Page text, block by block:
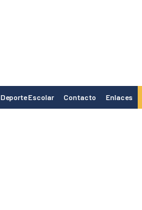
Deporte Escolar Contacto Enlaces